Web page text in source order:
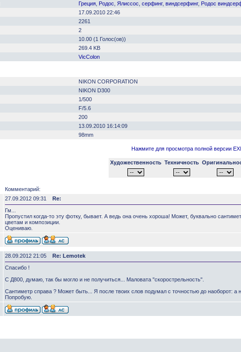
Греция Родос Ялиссос серфинг, виндсерфинг, Родос
17.09.2010 22:46
2261
2
10.00 (1 Голос(ов))
269.4 KB
VicColon
NIKON CORPORATION
NIKON D300
1/500
F/5.6
200
13.09.2010 16:14:09
98mm
Нажмите для просмотра полной версии
Художественность Техничность
Комментарий:
27.09.2012 09:31
Re:
Гм...
Пропустил когда-то эту фотку, бывает. А ведь она очень хороша! Может, буквально
цветам и композиции.
Оцениваю.
28.09.2012 21:05
Re: Lemotek
Спасибо !
С Д800, думаю, так бы могло и не получиться... Маловата "скорострельность".
Сантиметр справа ? Может быть... Я после твоих слов подумал с точностью до наоборот: а
Попробую.